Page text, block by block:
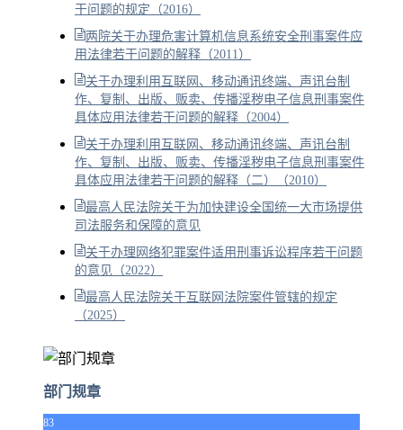
干问题的规定（2016）
两院关于办理危害计算机信息系统安全刑事案件应
用法律若干问题的解释（2011）
关于办理利用互联网、移动通讯终端、声讯台制
作、复制、出版、贩卖、传播淫秽电子信息刑事案件
具体应用法律若干问题的解释（2004）
关于办理利用互联网、移动通讯终端、声讯台制
作、复制、出版、贩卖、传播淫秽电子信息刑事案件
具体应用法律若干问题的解释（二）（2010）
最高人民法院关于为加快建设全国统一大市场提供
司法服务和保障的意见
关于办理网络犯罪案件适用刑事诉讼程序若干问题
的意见（2022）
最高人民法院关于互联网法院案件管辖的规定
（2025）
部门规章
83